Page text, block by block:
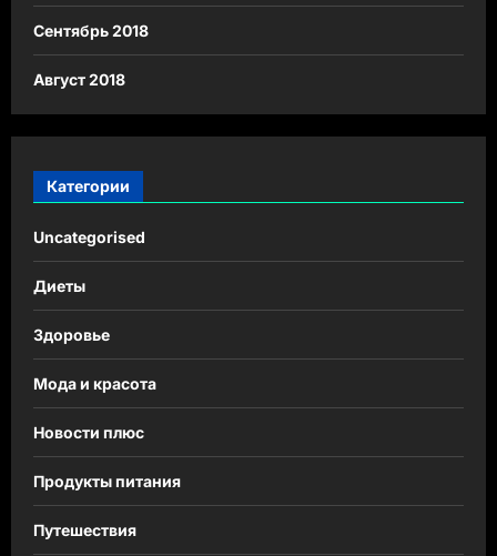
Сентябрь 2018
Август 2018
Категории
Uncategorised
Диеты
Здоровье
Мода и красота
Новости плюс
Продукты питания
Путешествия